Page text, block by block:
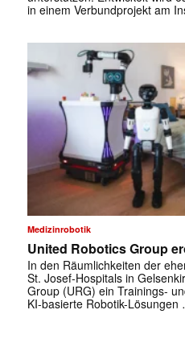
in einem Verbundprojekt am
Medizinrobotik
United Robotics Group
In den Räumlichkeiten der
St. Josef-Hospitals in
Group (URG) ein Trainings-
KI-basierte Robotik-